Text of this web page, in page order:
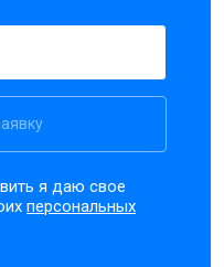
я даю свое
персональных